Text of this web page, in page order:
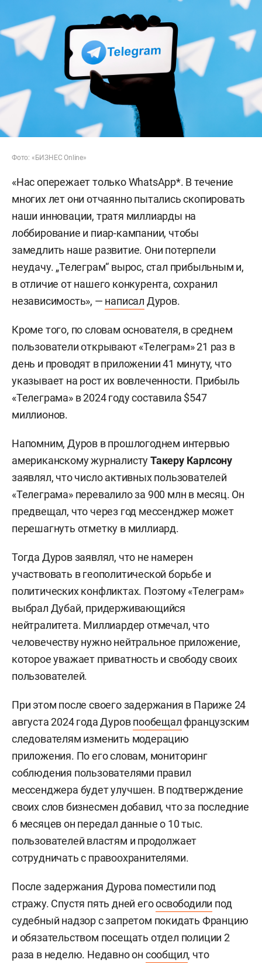
Фото: «БИЗНЕС Online»
«Нас опережает только WhatsApp*. В течение
многих лет они отчаянно пытались скопировать
наши инновации, тратя миллиарды на
лоббирование и пиар-кампании, чтобы
замедлить наше развитие. Они потерпели
неудачу. „Телеграм“ вырос, стал прибыльным и,
в отличие от нашего конкурента, сохранил
независимость», — написал Дуров.
Кроме того, по словам основателя, в среднем
пользователи открывают «Телеграм» 21 раз в
день и проводят в приложении 41 минуту, что
указывает на рост их вовлеченности. Прибыль
«Телеграма» в 2024 году составила $547
миллионов.
Напомним, Дуров в прошлогоднем интервью
американскому журналистуТакеру Карлсону
заявлял, что число активных пользователей
«Телеграма» перевалило за 900 млн в месяц. Он
предвещал, что через год мессенджер может
перешагнуть отметку в миллиард.
Тогда Дуров заявлял, что не намерен
участвовать в геополитической борьбе и
политических конфликтах. Поэтому «Телеграм»
выбрал Дубай, придерживающийся
нейтралитета. Миллиардер отмечал, что
человечеству нужно нейтральное приложение,
которое уважает приватность и свободу своих
пользователей.
При этом после своего задержания в Париже 24
августа 2024 года Дуровпообещал французским
следователям изменить модерацию
приложения. По его словам, мониторинг
соблюдения пользователями правил
мессенджера будет улучшен. В подтверждение
своих слов бизнесмен добавил, что за последние
6 месяцев он передал данные о 10 тыс.
пользователей властям и продолжает
сотрудничать с правоохранителями.
После задержания Дурова поместили под
стражу. Спустя пять дней егоосвободили под
судебный надзор с запретом покидать Францию
и обязательством посещать отдел полиции 2
раза в неделю. Недавно он сообщил, что